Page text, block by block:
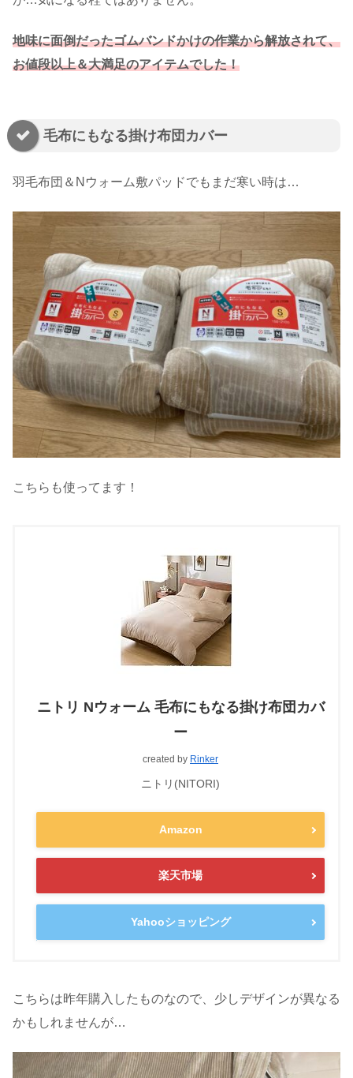
地味に面倒だったゴムバンドかけの作業から解放されて、
お値段以上＆大満足のアイテムでした！
毛布にもなる掛け布団カバー
羽毛布団＆Nウォーム敷パッドでもまだ寒い時は…
こちらも使ってます！
ニトリ Nウォーム 毛布にもなる掛け布団カバ
ー
created by Rinker
ニトリ(NITORI)
Amazon
楽天市場
Yahooショッピング
こちらは昨年購入したものなので、少しデザインが異なる
かもしれませんが…